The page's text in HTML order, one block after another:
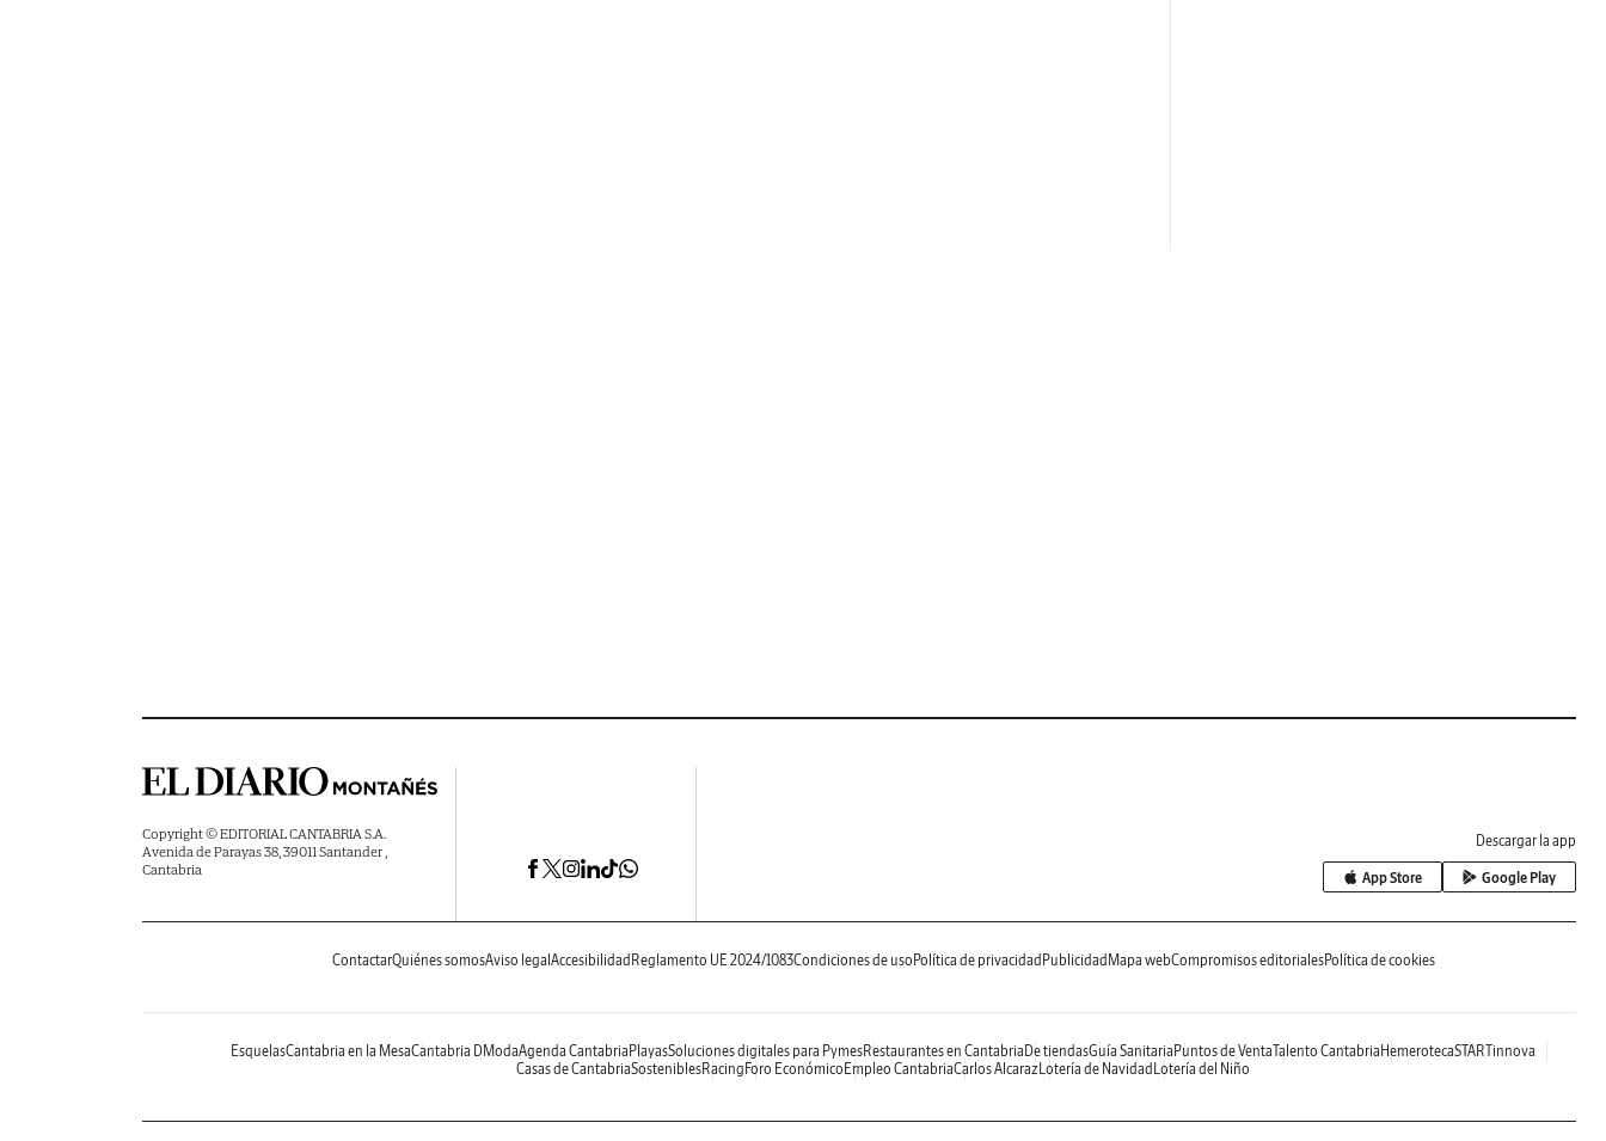
Copyright © EDITORIAL CANTABRIA S.A.
Avenida de Parayas 38, 39011 Santander ,
Cantabria
Descargar la app
App Store Google Play
ContactarQuiénes somosAviso legal Accesibilidad Reglamento UE 2024/1083Condiciones de uso Política de privacidad Publicidad Mapa webCompromisos editorialesPolítica de cookies
EsquelasCantabria en la MesaCantabria DModaAgenda Cantabria PlayasSoluciones digitales para PymesRestaurantes en Cantabria De tiendasGuía Sanitaria Puntos de VentaTalento Cantabria HemerotecaSTARTinnova
Casas de CantabriaSosteniblesRacing Foro Económico Empleo CantabriaCarlos AlcarazLotería de Navidad Lotería del Niño